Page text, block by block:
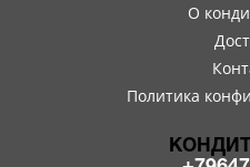
О
Политика